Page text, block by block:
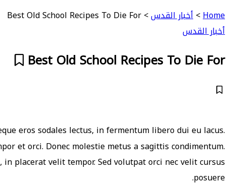
Home
>أخبار القدس>
Best Old School Recipes To Die For
أخبار القدس
Best Old School Recipes To Die For
eros sodales lectus, in fermentum libero dui eu lacus.
et orci. Donec molestie metus a sagittis condimentum.
placerat velit tempor. Sed volutpat orci nec velit cursus
posuere.